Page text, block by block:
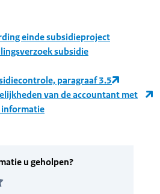
einde subsidieproject
subsidie
paragraaf 3.5
van de accountant met